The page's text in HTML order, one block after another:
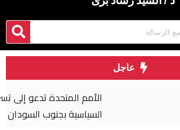
عاجل
إلى تسريع التقدم في العملية